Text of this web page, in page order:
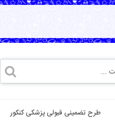
طرح تضمینی قبولی پزشکی کنکور